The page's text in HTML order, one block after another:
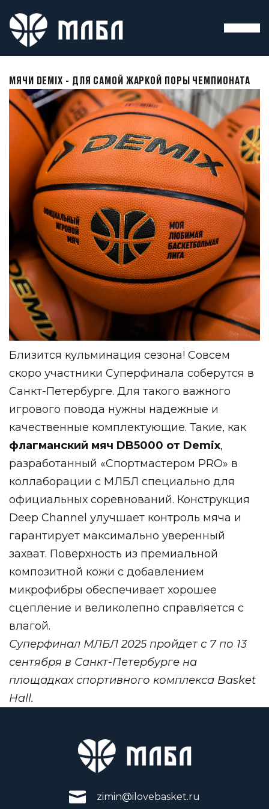
МЯЧИ DEMIX - ДЛЯ САМОЙ ЖАРКОЙ ПОРЫ ЧЕМПИОНАТА
Близится кульминация сезона! Совсем
скоро участники Суперфинала соберутся в
Санкт-Петербурге. Для такого важного
игрового повода нужны надежные и
качественные комплектующие. Такие, как
флагманский мяч DB5000 от Demix,
разработанный «Спортмастером PRO» в
коллаборации с МЛБЛ специально для
официальных соревнований. Конструкция
Deep Channel улучшает контроль мяча и
гарантирует максимально уверенный
захват. Поверхность из премиальной
композитной кожи с добавлением
микрофибры обеспечивает хорошее
сцепление и великолепно справляется с
влагой.
Суперфинал МЛБЛ 2025 пройдет с 7 по 13
сентября в Санкт-Петербурге на
площадках спортивного комплекса Basket
Hall.
zimin@ilovebasket.ru